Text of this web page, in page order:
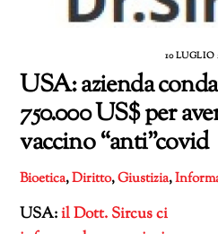
10 LUGLIO
USA: azienda
750.000 US$ per
vaccino “anti”covid
Bioetica,Diritto,Giustizia,
USA:il Dott. Sircus ci